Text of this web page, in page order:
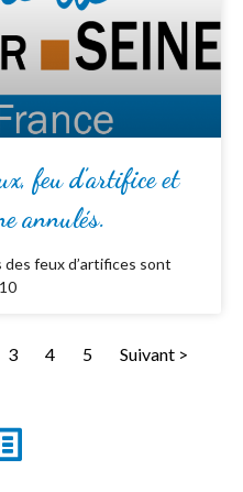
feu d’artifice et
annulés.
feux d’artifices sont
3 4 5 Suivant >